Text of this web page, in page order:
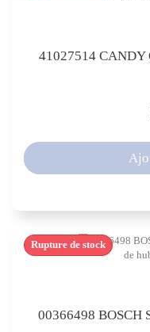
41027514 CANDY
00366498 BOSCH
Rupture de stock